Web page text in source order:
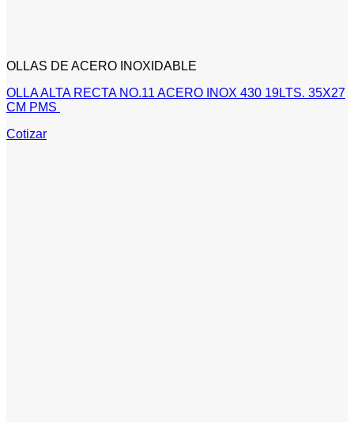
OLLAS DE ACERO INOXIDABLE
OLLA ALTA RECTA NO.11 ACERO INOX 430 19LTS. 35X27
CM PMS
Cotizar